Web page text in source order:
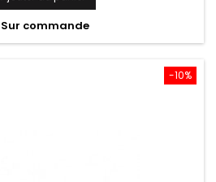
base
Sur commande
-10%